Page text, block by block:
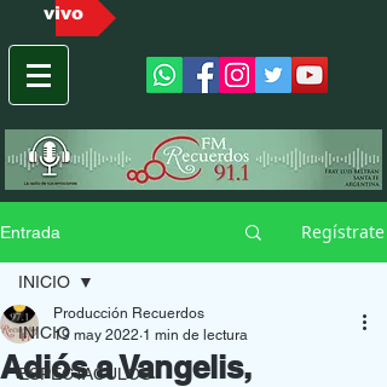
vivo
Entrada Regístrate
INICIO
ESPECTACULOS
INICIO
Adiós a Vangelis,
Producción Recuerdos
19 may 2022 1 min de lectura